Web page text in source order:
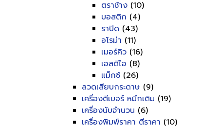
ตราช้าง (10)
บอสติก (4)
ราปิด (43)
อโรม่า (11)
เมอร์คิว (16)
เอสดีไอ (8)
แม็กซ์ (26)
ลวดเสียบกระดาษ (9)
เครื่องตีเบอร์ หมึกเติม (19)
เครื่องนับจำนวน (6)
เครื่องพิมพ์ราคา ตีราคา (10)